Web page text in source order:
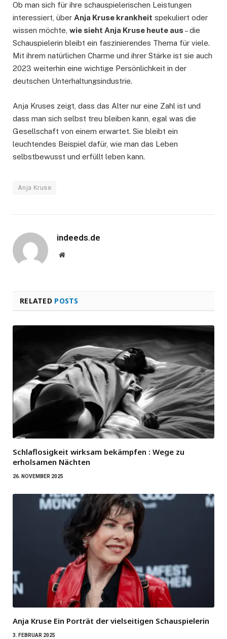
Ob man sich für ihre schauspielerischen Leistungen
interessiert, über Anja Kruse krankheit spekuliert oder
wissen möchte, wie sieht Anja Kruse heute aus – die
Schauspielerin bleibt ein faszinierendes Thema für viele.
Mit ihrem natürlichen Charme und ihrer Stärke ist sie auch
2023 weiterhin eine wichtige Persönlichkeit in der
deutschen Unterhaltungsindustrie.
Anja Kruses zeigt, dass das Alter nur eine Zahl ist und
dass man sich selbst treu bleiben kann, egal was die
Gesellschaft von einem erwartet. Sie bleibt ein
leuchtendes Beispiel dafür, wie man das Leben
selbstbewusst und erfüllt leben kann.
Anja Kruse
indeeds.de
Website
RELATED POSTS
Schlaflosigkeit wirksam bekämpfen : Wege zu
erholsamen Nächten
26. NOVEMBER 2025
Anja Kruse Ein Porträt der vielseitigen Schauspielerin
3. FEBRUAR 2025